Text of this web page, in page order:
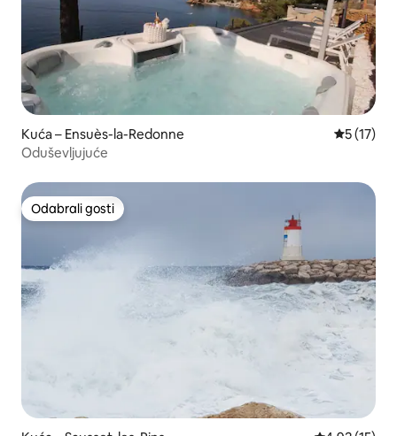
Kuća – Ensuès-la-Redonne Prosječna
5 (17)
Oduševljujuće
Odabrali gosti
Odabrali gosti